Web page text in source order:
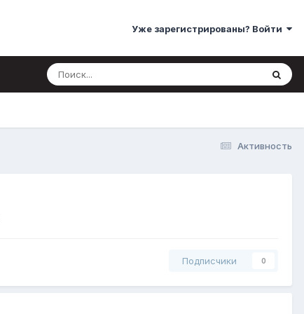
Уже зарегистрированы? Войти
Активность
Подписчики 0